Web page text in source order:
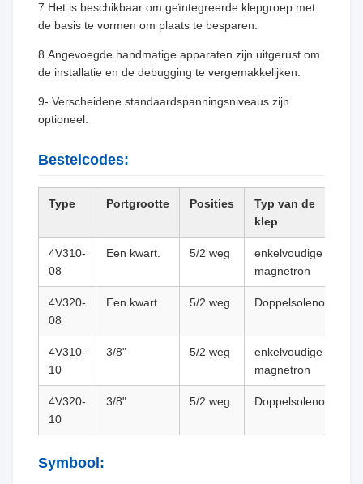
7.Het is beschikbaar om geïntegreerde klepgroep met
de basis te vormen om plaats te besparen.
8.Angevoegde handmatige apparaten zijn uitgerust om
de installatie en de debugging te vergemakkelijken.
9- Verscheidene standaardspanningsniveaus zijn
optioneel.
Bestelcodes:
Type Portgrootte Posities
Typ van de
klep
4V310-
08
Een kwart. 5/2 weg
enkelvoudige
magnetron
4V320-
08
Een kwart. 5/2 weg Doppelsolenoïde
4V310-
10
3/8" 5/2 weg
enkelvoudige
magnetron
4V320-
10
3/8" 5/2 weg Doppelsolenoïde
Symbool: